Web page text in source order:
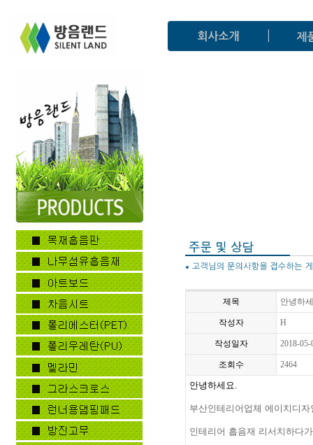
제목 안녕하
작성자 H
작성일자 2018-05-
조회수 2464
안녕하세요.
부산인테리어업체 에이치디
인테리어 흡음재 리서치하다